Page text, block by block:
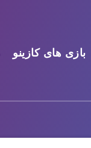
بازی های کازینو